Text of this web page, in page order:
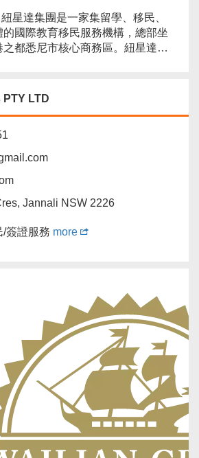
星達集團是一家集留學、移民、
國際教育移民服務機構，總部坐
都悉尼市核心商務區。紐星達教
達公司已陸續在澳洲和國內各大
LTD
Jannali NSW 2226
簽證服務 more